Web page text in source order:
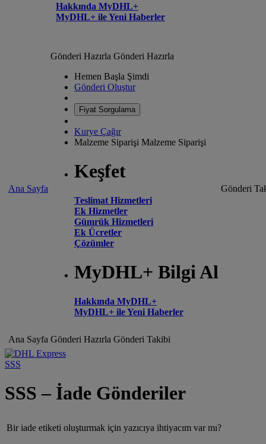
Hakkında MyDHL+
MyDHL+ ile Yeni Haberler
Ana Sayfa
Gönderi Hazırla Gönderi Hazırla
Hemen Başla Şimdi
Gönderi Oluştur
Fiyat Sorgulama
Kurye Çağır
Malzeme Siparişi Malzeme Siparişi
Keşfet
Teslimat Hizmetleri
Ek Hizmetler
Gümrük Hizmetleri
Ek Ücretler
Çözümler
MyDHL+ Bilgi Al
Hakkında MyDHL+
MyDHL+ ile Yeni Haberler
Gönderi
Ana Sayfa Gönderi Hazırla Gönderi Takibi
SSS
SSS – İade Gönderiler
Bir iade etiketi oluşturmak için yazıcıya ihtiyacım var mı?